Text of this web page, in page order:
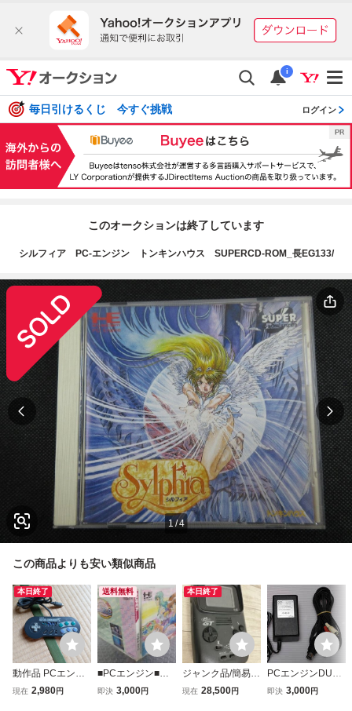
i
毎日引けるくじ 今すぐ挑戦 ログイン
このオークションは終了しています
シルフィア PC-エンジン トンキンハウス SUPERCD-ROM_長EG133/
1/4
この商品よりも安い類似商品
本日終了
動作品 PCエンジ
ン HORI ファイテ
現在 2,980円
送料無料
■PCエンジン■パ
ステルライム■パ
即決 3,000円
本日終了
ジャンク品/簡易動
作品◆ PC Engine
現在 28,500円
PCエンジンDUO-
R 純正ACアダプ
即決 3,000円